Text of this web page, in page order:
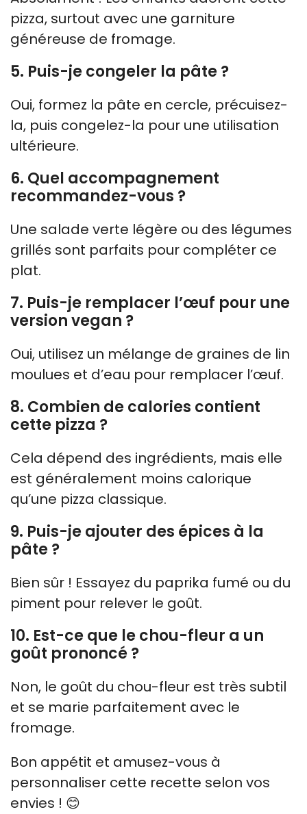
pizza, surtout avec une garniture
généreuse de fromage.
5. Puis-je congeler la pâte ?
Oui, formez la pâte en cercle, précuisez-
la, puis congelez-la pour une utilisation
ultérieure.
6. Quel accompagnement
recommandez-vous ?
Une salade verte légère ou des légumes
grillés sont parfaits pour compléter ce
plat.
7. Puis-je remplacer l’œuf pour une
version vegan ?
Oui, utilisez un mélange de graines de lin
moulues et d’eau pour remplacer l’œuf.
8. Combien de calories contient
cette pizza ?
Cela dépend des ingrédients, mais elle
est généralement moins calorique
qu’une pizza classique.
9. Puis-je ajouter des épices à la
pâte ?
Bien sûr ! Essayez du paprika fumé ou du
piment pour relever le goût.
10. Est-ce que le chou-fleur a un
goût prononcé ?
Non, le goût du chou-fleur est très subtil
et se marie parfaitement avec le
fromage.
Bon appétit et amusez-vous à
personnaliser cette recette selon vos
envies ! 😊